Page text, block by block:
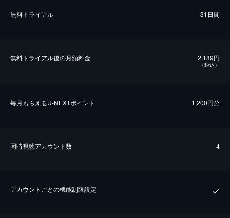
無料トライアル 31日間
無料トライアル後の⽉額料金 2,189円
（税込）
毎⽉もらえるU-NEXTポイント 1,200円分
同時視聴アカウント数 4
アカウントごとの機能制限設定